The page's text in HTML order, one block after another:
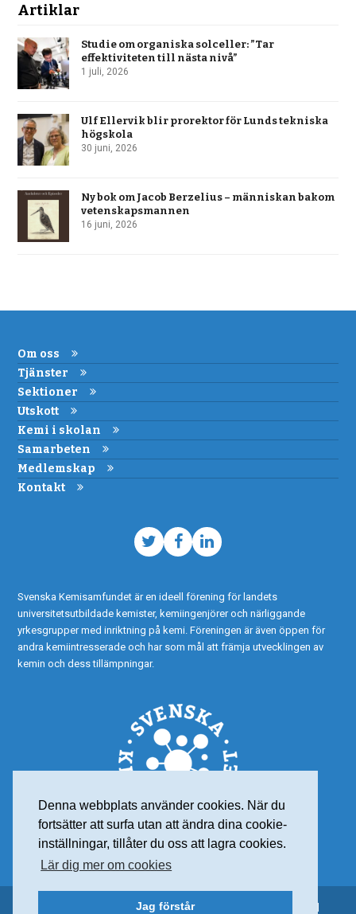
Denna webbplats använder cookies. När du
fortsätter att surfa utan att ändra dina cookie-
inställningar, tillåter du oss att lagra cookies.
Lär dig mer om cookies
Jag förstår
Artiklar
Studie om organiska solceller: ”Tar
effektiviteten till nästa nivå”
1 juli, 2026
Ulf Ellervik blir prorektor för Lunds tekniska
högskola
30 juni, 2026
Ny bok om Jacob Berzelius – människan bakom
vetenskapsmannen
16 juni, 2026
Om oss
Tjänster
Sektioner
Utskott
Kemi i skolan
Samarbeten
Medlemskap
Kontakt
TwitterFacebook
LinkedIn
Svenska Kemisamfundet är en ideell förening för landets
universitetsutbildade kemister, kemiingenjörer och närliggande
yrkesgrupper med inriktning på kemi. Föreningen är även öppen för
andra kemiintresserade och har som mål att främja utvecklingen av
kemin och dess tillämpningar.
© 2015 Svenska Kemisamfundet – Alla rättigheter reserverade |